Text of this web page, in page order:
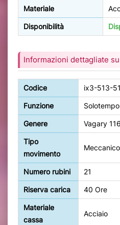
Materiale
Disponibilità
Informazioni dettagliate
Codice ix3-513-51
Funzione Solotempo
Genere Vagary
Tipo
movimento
Meccanico
Numero rubini 21
Riserva carica 40 Ore
Materiale
cassa
Acciaio